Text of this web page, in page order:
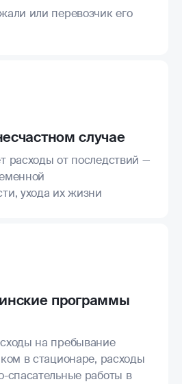
или перевозчик его
случае
расходы от последствий —
ухода их жизни
программы
на пребывание
в стационаре, расходы
спасательные работы в